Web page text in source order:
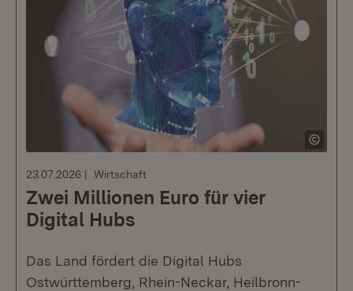
23.07.2026 Wirtschaft
Zwei Millionen Euro für vier
Digital Hubs
Das Land fördert die Digital Hubs
Ostwürttemberg, Rhein-Neckar, Heilbronn-